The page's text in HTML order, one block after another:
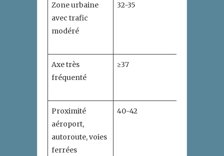
Zone urbaine
avec trafic
modéré
32-35
Axe très
fréquenté
≥37
Proximité
aéroport,
autoroute, voies
ferrées
40-42